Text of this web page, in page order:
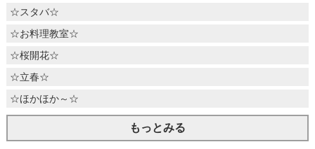
☆スタバ☆
☆お料理教室☆
☆桜開花☆
☆立春☆
☆ほかほか～☆
もっとみる